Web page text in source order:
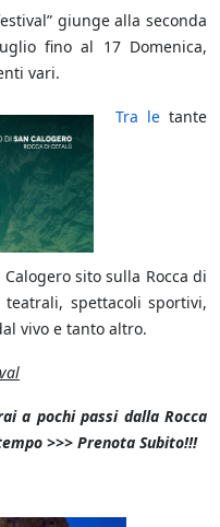
giunge alla seconda
fino al 17 Domenica,
vari.
Tra le tante
sito sulla Rocca di
spettacoli sportivi,
vivo e tanto altro.
a pochi passi dalla Rocca
>>> Prenota Subito!!!